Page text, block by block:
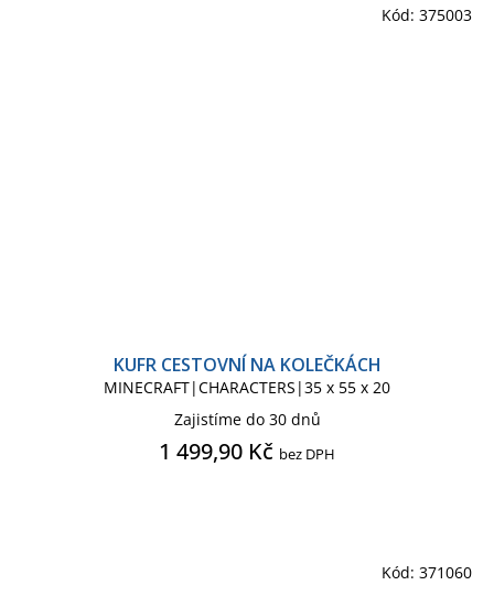
KUFR CESTOVNÍ NA KOLEČKÁCH
MINECRAFT|CHARACTERS|35 x 55 x 20
Zajistíme do 30 dnů
1 499,90 Kč bez DPH
Kód: 375003
Kód: 371060